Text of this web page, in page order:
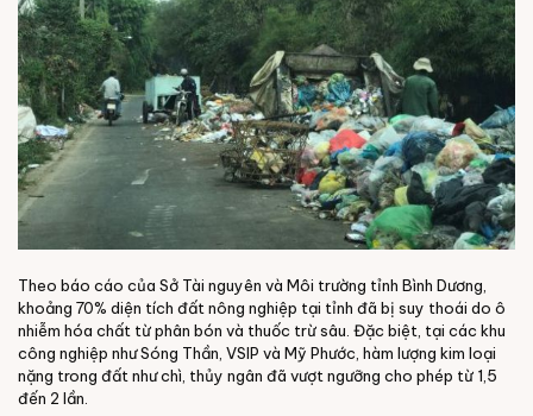
Theo báo cáo của Sở Tài nguyên và Môi trường tỉnh Bình Dương,
khoảng 70% diện tích đất nông nghiệp tại tỉnh đã bị suy thoái do ô
nhiễm hóa chất từ phân bón và thuốc trừ sâu. Đặc biệt, tại các khu
công nghiệp như Sóng Thần, VSIP và Mỹ Phước, hàm lượng kim loại
nặng trong đất như chì, thủy ngân đã vượt ngưỡng cho phép từ 1,5
đến 2 lần.